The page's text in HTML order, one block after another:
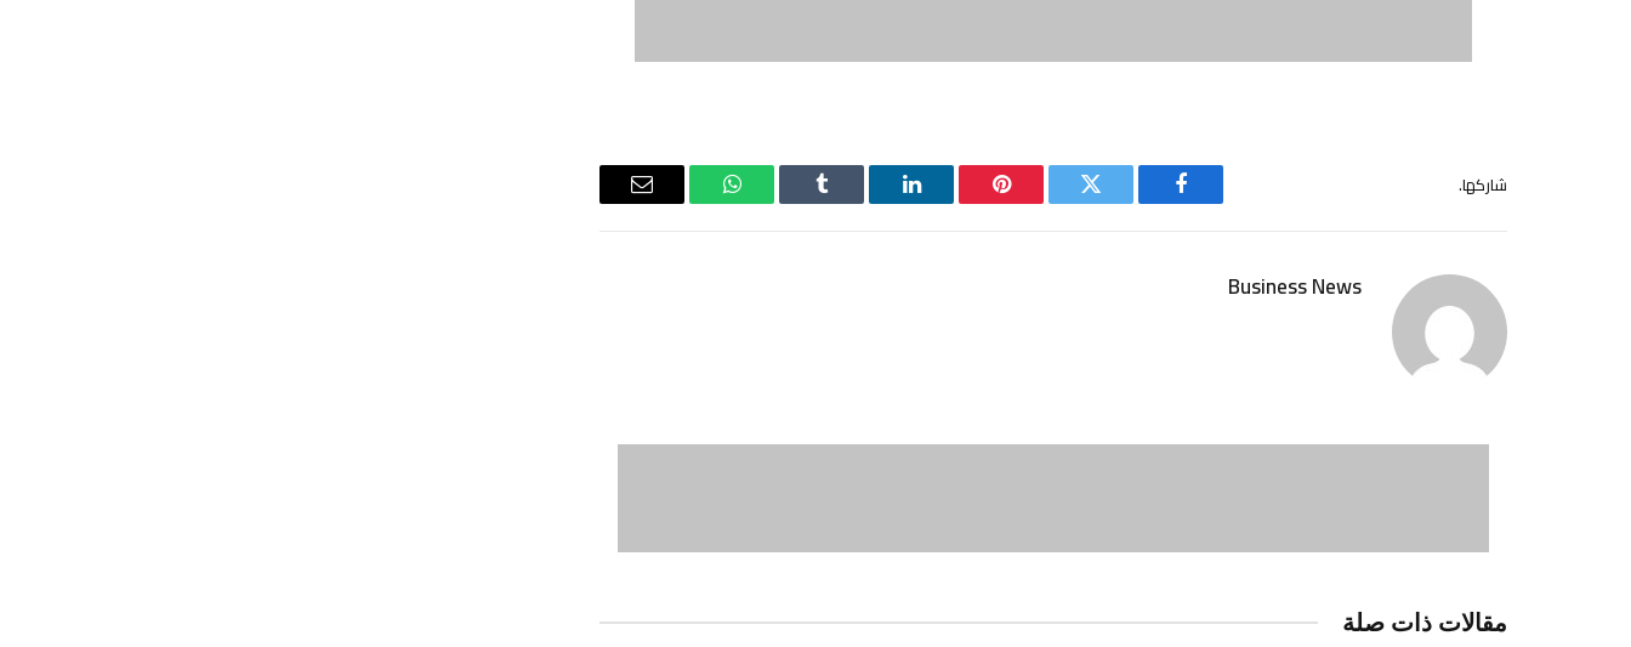
شاركها.
فيسبوك تويتر بينتيريستلينكدإن Tumblr واتساب
البريد
Business News
مقالات ذات صلة